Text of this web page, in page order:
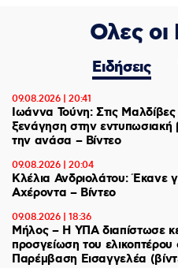
Ολες οι
Ειδήσεις
09.08.2026 | 20:41
Ιωάννα Τούνη: Στις
ξενάγηση στην εντυπωσιακή
την ανάσα – Βίντεο
09.08.2026 | 20:04
Κλέλια Ανδριολάτου: Έκανε
Αχέροντα – Βίντεο
09.08.2026 | 18:36
Μήλος – Η ΥΠΑ διαπίστωσε
προσγείωση του
Παρέμβαση Εισαγγελέα